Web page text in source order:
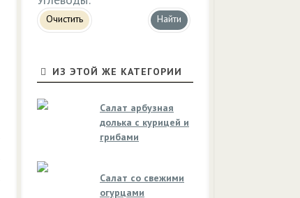
Очистить
ИЗ ЭТОЙ ЖЕ КАТЕГОРИИ
Салат арбузная
долька с курицей и
грибами
Салат со свежими
огурцами